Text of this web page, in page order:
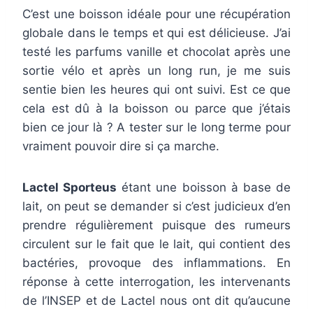
C’est une boisson idéale pour une récupération
globale dans le temps et qui est délicieuse. J’ai
testé les parfums vanille et chocolat après une
sortie vélo et après un long run, je me suis
sentie bien les heures qui ont suivi. Est ce que
cela est dû à la boisson ou parce que j’étais
bien ce jour là ? A tester sur le long terme pour
vraiment pouvoir dire si ça marche.
Lactel Sporteus étant une boisson à base de
lait, on peut se demander si c’est judicieux d’en
prendre régulièrement puisque des rumeurs
circulent sur le fait que le lait, qui contient des
bactéries, provoque des inflammations. En
réponse à cette interrogation, les intervenants
de l’INSEP et de Lactel nous ont dit qu’aucune